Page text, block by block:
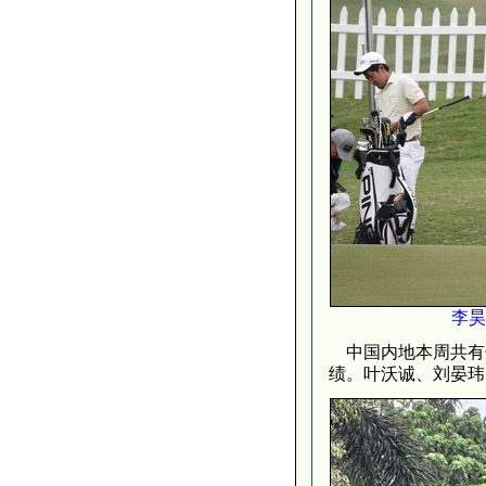
李
中国内地本周共有
绩。叶沃诚、刘晏